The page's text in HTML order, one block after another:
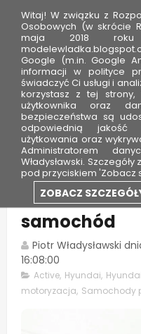
a
Hyundai i20
samochód
Piotr Władysławski
16:08:00
Active, Hyundai,
motoryzacja, Samochody
Witaj! W związku z
Osobowych (w skrócie
maja 2018
Google (m.in. Google
informacji w polityce
świadczyć Ci usługi i
korzystasz z tej
użytkownika oraz
bezpieczeństwa są
odpowiednią jakość
użytkowania oraz
Administratorem
Władysławski.
pod przyciskiem 'Zobacz
ZOBACZ